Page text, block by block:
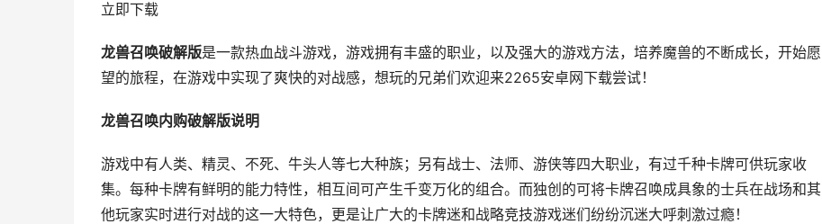
立即下载
龙兽召唤破解版是一款热血战斗游戏，游戏拥有丰盛的职业，以及强大的游戏方法，培养魔兽的不断成长，开始愿
望的旅程，在游戏中实现了爽快的对战感，想玩的兄弟们欢迎来2265安卓网下载尝试！
龙兽召唤内购破解版说明
游戏中有人类、精灵、不死、牛头人等七大种族；另有战士、法师、游侠等四大职业，有过千种卡牌可供玩家收
集。每种卡牌有鲜明的能力特性，相互间可产生千变万化的组合。而独创的可将卡牌召唤成具象的士兵在战场和其
他玩家实时进行对战的这一大特色，更是让广大的卡牌迷和战略竞技游戏迷们纷纷沉迷大呼刺激过瘾！